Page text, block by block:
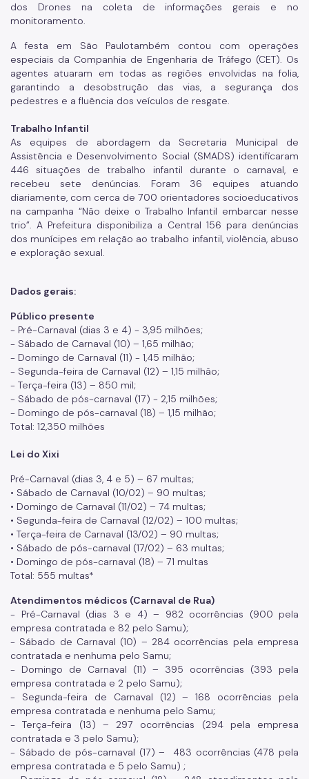
dos Drones na coleta de informações gerais e no
monitoramento.
A festa em São Paulotambém contou com operações
especiais da Companhia de Engenharia de Tráfego (CET). Os
agentes atuaram em todas as regiões envolvidas na folia,
garantindo a desobstrução das vias, a segurança dos
pedestres e a fluência dos veículos de resgate.
Trabalho Infantil
As equipes de abordagem da Secretaria Municipal de
Assistência e Desenvolvimento Social (SMADS) identificaram
446situações de trabalho infantil durante o carnaval, e
recebeu sete denúncias. Foram 36 equipes atuando
diariamente, com cerca de 700 orientadores socioeducativos
na campanha “Não deixe o Trabalho Infantil embarcar nesse
trio”. A Prefeitura disponibiliza a Central 156 para denúncias
dos munícipes em relação ao trabalho infantil, violência, abuso
e exploração sexual.
Dados gerais:
Público presente
- Pré-Carnaval (dias 3 e 4) - 3,95 milhões;
- Sábado de Carnaval (10) – 1,65 milhão;
- Domingo de Carnaval (11) - 1,45 milhão;
- Segunda-feira de Carnaval (12) – 1,15 milhão;
- Terça-feira (13) – 850 mil;
- Sábado de pós-carnaval (17) - 2,15 milhões;
- Domingo de pós-carnaval (18) – 1,15 milhão;
Total: 12,350 milhões
Lei do Xixi
Pré-Carnaval (dias 3, 4 e 5) – 67 multas;
• Sábado de Carnaval (10/02) – 90 multas;
• Domingo de Carnaval (11/02) – 74 multas;
• Segunda-feira de Carnaval (12/02) – 100 multas;
• Terça-feira de Carnaval (13/02) – 90 multas;
• Sábado de pós-carnaval (17/02) – 63 multas;
• Domingo de pós-carnaval (18) – 71 multas
Total: 555 multas*
Atendimentos médicos (Carnaval de Rua)
- Pré-Carnaval (dias 3 e 4) – 982 ocorrências (900 pela
empresa contratada e 82 pelo Samu);
- Sábado de Carnaval (10) – 284 ocorrências pela empresa
contratada e nenhuma pelo Samu;
- Domingo de Carnaval (11) – 395 ocorrências (393 pela
empresa contratada e 2 pelo Samu);
- Segunda-feira de Carnaval (12) – 168 ocorrências pela
empresa contratada e nenhuma pelo Samu;
- Terça-feira (13) – 297 ocorrências (294 pela empresa
contratada e 3 pelo Samu);
- Sábado de pós-carnaval (17) – 483 ocorrências (478 pela
empresa contratada e 5 pelo Samu) ;